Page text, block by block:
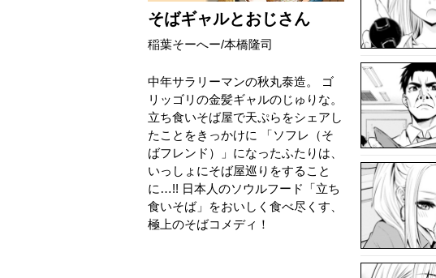
そばギャルとおじさん
稲葉そーへー/本橋隆司
中年サラリーマンの秋丸泰造。 ゴ
リッゴリの金髪ギャルのじゅりな。
立ち食いそば屋で天ぷらをシェアし
たことをきっかけに 「ソフレ（そ
ばフレンド）」になったふたりは、
いっしょにそば屋巡りをすること
に…!! 日本人のソウルフード「立ち
食いそば」をおいしく食べ尽くす、
極上のそばコメディ！